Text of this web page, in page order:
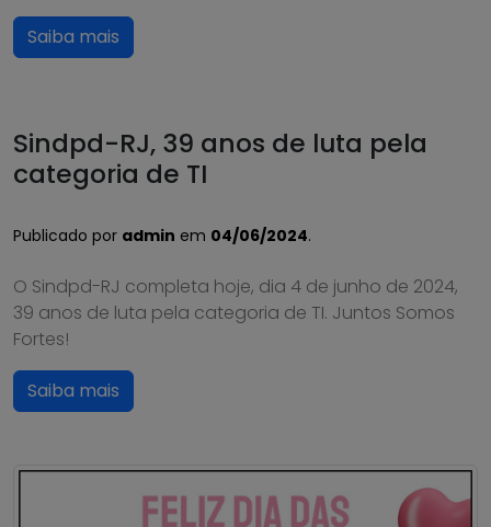
Saiba mais
Sindpd-RJ, 39 anos de luta pela
categoria de TI
Publicado por admin em 04/06/2024.
O Sindpd-RJ completa hoje, dia 4 de junho de 2024,
39 anos de luta pela categoria de TI. Juntos Somos
Fortes!
Saiba mais